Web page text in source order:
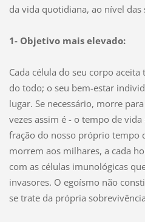
da vida quotidiana, ao nível das
1- Objetivo mais elevado:
Cada célula do seu corpo
do todo; o seu bem-estar
lugar. Se necessário, morre
vezes assim é - o tempo de
fração do nosso próprio tempo
morrem aos milhares, a cada
com as células imunológicas
invasores. O egoísmo não
se trate da própria